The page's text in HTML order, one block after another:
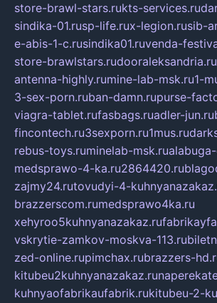
store-brawl-stars.rukts-services.ru
sindika-01.rusp-life.rux-legion.rusib-
e-abis-1-c.rusindika01.ruvenda-
store-brawlstars.rudooraleksandria.ru
antenna-highly.rumine-lab-msk.ru1-
3-sex-porn.ruban-damn.rupurse-
viagra-tablet.rufasbags.ruadler-jun.ru
fincontech.ru3sexporn.ru1mus.ru
rebus-toys.ruminelab-msk.ru
medsprawo-4-ka.ru2864420.ru
zajmy24.rutovudyi-4-
brazzerscom.rumedsprawo4ka.ru
xehyroo5kuhnyanazakaz.ru
vskrytie-zamkov-moskva-113.ru
zed-online.rupimchax.rubrazzers-
kitubeu2kuhnyanazakaz.ru
kuhnyaofabrikaufabrik.rukitubeu-2-